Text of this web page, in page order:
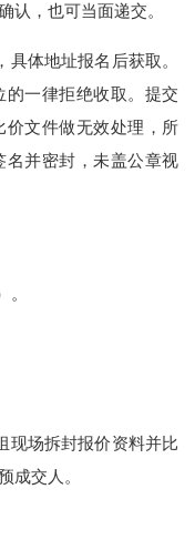
认，也可当面递交。
体地址报名后获取。
一律拒绝收取。提交
文件做无效处理，所
并密封，未盖公章视
现场拆封报价资料并比
成交人。